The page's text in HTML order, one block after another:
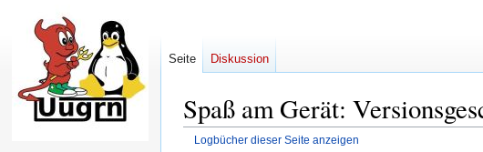
Spaß am Gerät:
Logbücher dieser Seite anzeigen
Seite Diskussion